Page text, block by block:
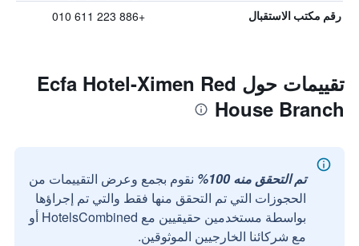
رقم مكتب الاستقبال +886 223 611 010
تقييمات حول Ecfa Hotel-Ximen Red
House Branch
تم التحقق منه 100%
نقوم بجمع وعرض التقييمات من
الحجوزات التي تم التحقق منها فقط والتي تم إجراؤها
بواسطة مستخدمين حقيقيين مع HotelsCombined أو
مع شركائنا الخارجيين الموثوقين.